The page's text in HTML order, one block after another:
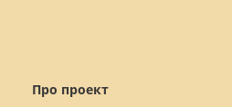
Про проект